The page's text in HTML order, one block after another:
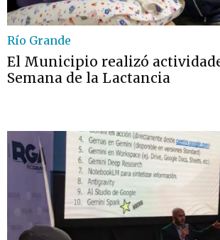
Río Grande
El Municipio realizó
Semana de la Lactancia